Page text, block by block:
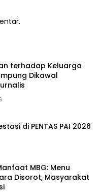
terhadap Keluarga
Dikawal
di PENTAS PAI 2026
MBG: Menu
Disorot, Masyarakat